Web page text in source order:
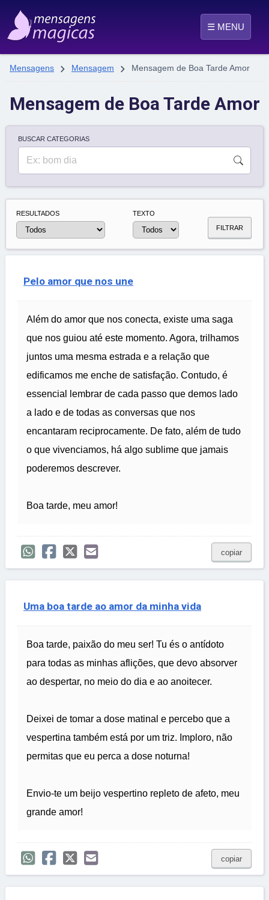
☰ MENU
Mensagens  Mensagem  Mensagem de Boa Tarde Amor
Mensagem de Boa Tarde Amor
BUSCAR CATEGORIAS
RESULTADOS
TEXTO
FILTRAR
Pelo amor que nos une
Além do amor que nos conecta, existe uma saga
que nos guiou até este momento. Agora, trilhamos
juntos uma mesma estrada e a relação que
edificamos me enche de satisfação. Contudo, é
essencial lembrar de cada passo que demos lado
a lado e de todas as conversas que nos
encantaram reciprocamente. De fato, além de tudo
o que vivenciamos, há algo sublime que jamais
poderemos descrever.
Boa tarde, meu amor!
copiar
Uma boa tarde ao amor da minha vida
Boa tarde, paixão do meu ser! Tu és o antídoto
para todas as minhas aflições, que devo absorver
ao despertar, no meio do dia e ao anoitecer.
Deixei de tomar a dose matinal e percebo que a
vespertina também está por um triz. Imploro, não
permitas que eu perca a dose noturna!
Envio-te um beijo vespertino repleto de afeto, meu
grande amor!
copiar